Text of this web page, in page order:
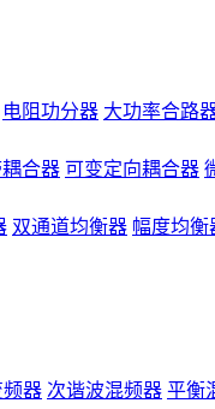
电阻功分器 大功率合路
合器 可变定向耦合器
双通道均衡器 幅度均衡
频器 次谐波混频器 平衡